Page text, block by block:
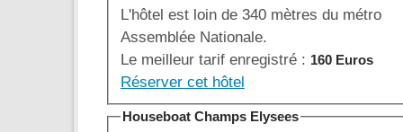
L'hôtel est loin de 340 mètres du métro
Assemblée Nationale.
Le meilleur tarif enregistré : 160 Euros
Réserver cet hôtel
Houseboat Champs Elysees